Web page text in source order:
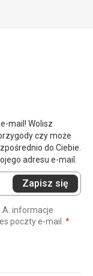
mail! Wolisz
czy może
do Ciebie.
adresu e-mail.
Zapisz się
informacje
poczty e-mail. *